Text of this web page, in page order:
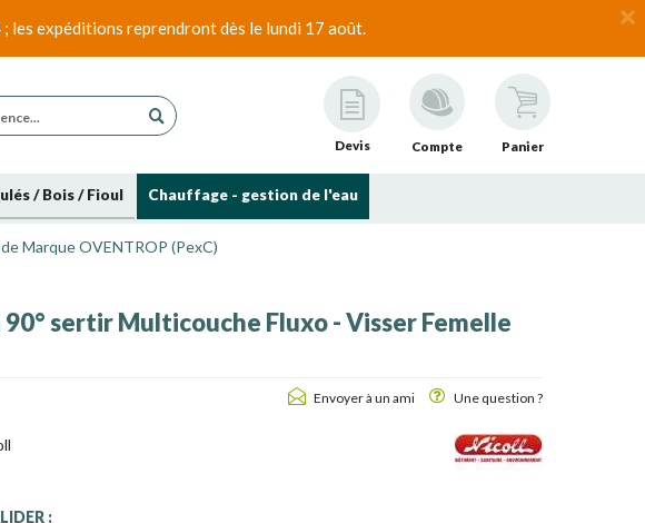
les expéditions reprendront dès le lundi 17 août.
Devis Compte Panier
/ Bois / Fioul Chauffage - gestion de l'eau
Marque OVENTROP (PexC)
90° sertir Multicouche Fluxo - Visser Femelle
Envoyer à un ami Une question ?
: